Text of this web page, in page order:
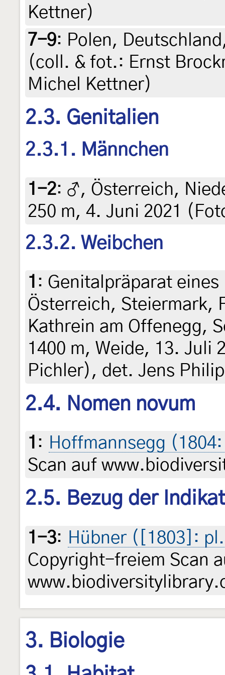
Kettner)
7-9: Polen,
(coll. & fot.: Ernst
Michel Kettner)
2.3. Genitalien
2.3.1. Männchen
1-2: ♂, Österreich,
250 m, 4. Juni 2021
2.3.2. Weibchen
1 : Genitalpräparat
Österreich, Steiermark,
Kathrein am Offenegg,
1400 m, Weide, 13. Juli
Pichler), det. Jens
2.4. Nomen novum
1 : Hoffmannsegg
Scan auf
2.5. Bezug der
1-3: Hübner ([1803]:
Copyright-freiem Scan
3. Biologie